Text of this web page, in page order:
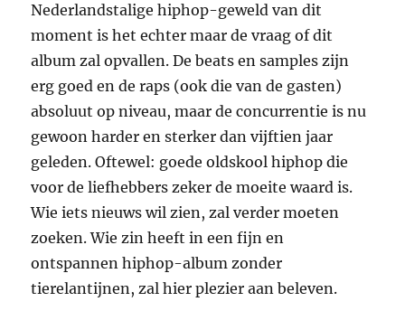
Nederlandstalige hiphop-geweld van dit
moment is het echter maar de vraag of dit
album zal opvallen. De beats en samples zijn
erg goed en de raps (ook die van de gasten)
absoluut op niveau, maar de concurrentie is nu
gewoon harder en sterker dan vijftien jaar
geleden. Oftewel: goede oldskool hiphop die
voor de liefhebbers zeker de moeite waard is.
Wie iets nieuws wil zien, zal verder moeten
zoeken. Wie zin heeft in een fijn en
ontspannen hiphop-album zonder
tierelantijnen, zal hier plezier aan beleven.